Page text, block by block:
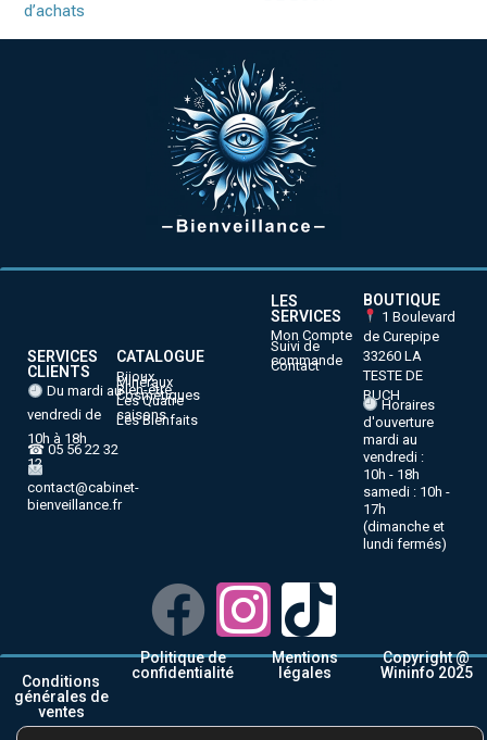
d’achats
SERVICES
CLIENTS
Du mardi au
vendredi de
10h à 18h
☎ 05 56 22 32
12
contact@cabinet-
bienveillance.fr
CATALOGUE
Bijoux
Minéraux
Bien-être
Cosmétiques
Les Quatre
saisons
Les Bienfaits
LES
SERVICES
Mon Compte
Suivi de
commande
Contact
BOUTIQUE
1 Boulevard
de Curepipe
33260 LA
TESTE DE
BUCH
Horaires
d'ouverture
mardi au
vendredi :
10h - 18h
samedi : 10h -
17h
(dimanche et
lundi fermés)
Conditions
générales de
ventes
Politique de
confidentialité
Mentions
légales
Copyright @
Wininfo 2025